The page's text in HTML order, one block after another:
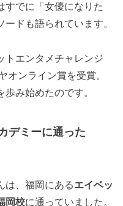
すでに「女優になりた
ドも語られています。
トエンタメチャレンジ
オンライン賞を受賞。
み始めたのです。
デミーに通った
は、福岡にあるエイベッ
岡校に通っていました。